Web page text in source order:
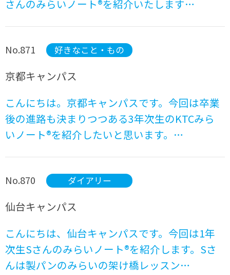
さんのみらいノート®を紹介いたします…
No.871 好きなこと・もの
京都キャンパス
こんにちは。京都キャンパスです。今回は卒業
後の進路も決まりつつある3年次生のKTCみら
いノート®を紹介したいと思います。…
No.870 ダイアリー
仙台キャンパス
こんにちは、仙台キャンパスです。今回は1年
次生Sさんのみらいノート®を紹介します。Sさ
んは製パンのみらいの架け橋レッスン…